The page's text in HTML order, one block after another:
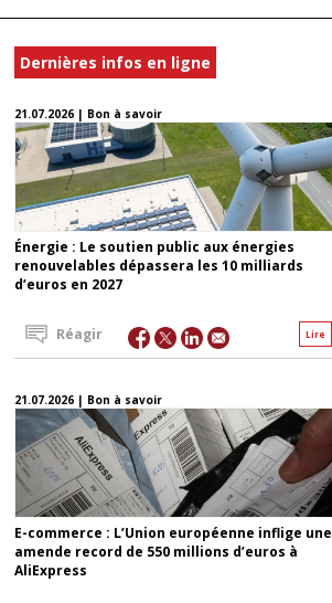
Dernières infos en ligne
21.07.2026 | Bon à savoir
Énergie : Le soutien public aux énergies
renouvelables dépassera les 10 milliards
d’euros en 2027
Lire
Réagir
21.07.2026 | Bon à savoir
E-commerce : L’Union européenne inflige une
amende record de 550 millions d’euros à
AliExpress